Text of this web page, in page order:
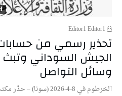
تحذير رسمي من
الجيش السوداني
وسائل التواصل
الخرطوم في 8-4-2026